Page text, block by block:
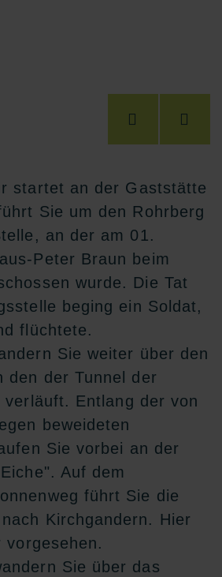
startet an der Gaststätte
Sie um den Rohrberg
an der am 01.
Peter Braun beim
wurde. Die Tat
beging ein Soldat,
flüchtete.
Sie weiter über den
den der Tunnel der
verläuft. Entlang der von
beweideten
Sie vorbei an der
Auf dem
führt Sie die
Kirchgandern. Hier
vorgesehen.
Sie über das